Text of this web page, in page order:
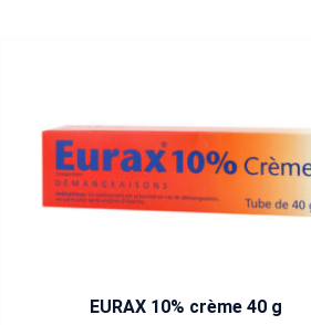
EURAX 10% crème 40 g